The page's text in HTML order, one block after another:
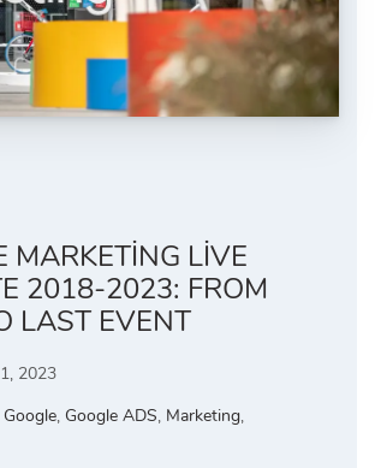
MARKETING LIVE
2018-2023: FROM
LAST EVENT
2023
Google, Google ADS, Marketing,